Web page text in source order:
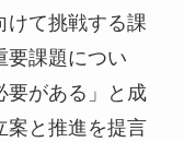
けて挑戦する課
要課題につい
要がある」と成
案と推進を提言